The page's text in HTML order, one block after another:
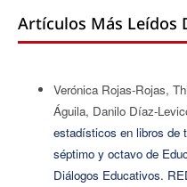
Artículos Más Leídos
Verónica Rojas-Rojas,
Águila, Danilo Díaz-
estadísticos en libros de
séptimo y octavo de
Diálogos Educativos.